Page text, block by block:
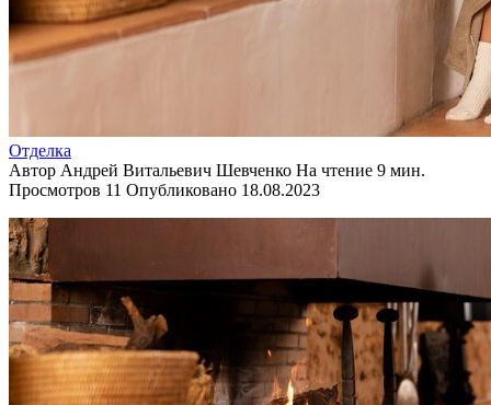
Отделка
Автор Андрей Витальевич Шевченко На чтение 9 мин.
Просмотров 11 Опубликовано 18.08.2023